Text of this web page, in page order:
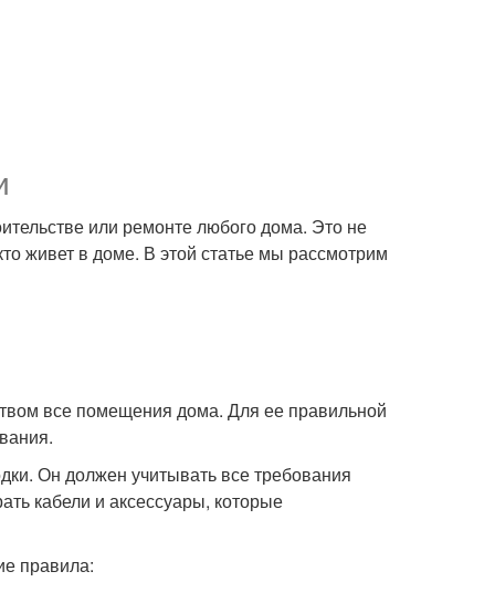
или ремонте любого дома. Это не
живет в доме. В этой статье мы рассмотрим
все помещения дома. Для ее правильной
Он должен учитывать все требования
кабели и аксессуары, которые
правила: